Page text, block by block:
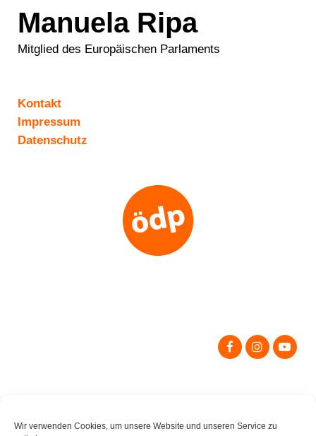
Wir verwenden Cookies, um unsere Website und unseren Service zu
Manuela Ripa
Mitglied des Europäischen Parlaments
Kontakt
Impressum
Datenschutz